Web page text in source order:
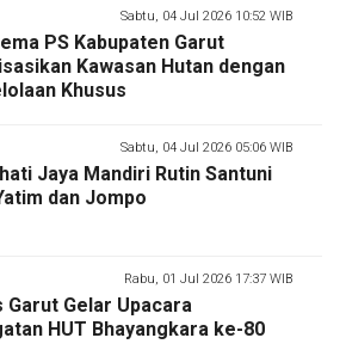
Sabtu, 04 Jul 2026 10:52 WIB
PS Kabupaten Garut
Kawasan Hutan dengan
Khusus
Sabtu, 04 Jul 2026 05:06 WIB
Jaya Mandiri Rutin Santuni
dan Jompo
Rabu, 01 Jul 2026 17:37 WIB
Garut Gelar Upacara
HUT Bhayangkara ke-80